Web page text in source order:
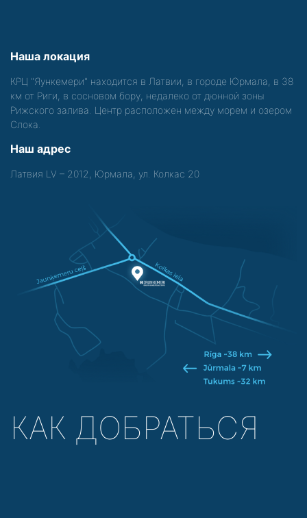
Наша локация
КРЦ "Яункемери" находится в Латвии, в городе Юрмала, в 38
км от Риги, в сосновом бору, недалеко от дюнной зоны
Рижского залива. Центр расположен между морем и озером
Слока.
Наш адрес
Латвия LV – 2012, Юрмала, ул. Колкас 20
КАК ДОБРАТЬСЯ